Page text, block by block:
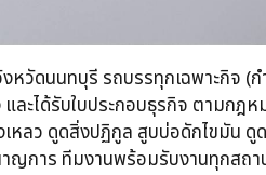
วัดนนทบุรี รถบรรทุกเฉพาะกิจ​ (
ละได้รับใบประกอบธุรกิจ​ ตามกฎ
หลว​ ดูดสิ่งปฏิกูล​ สูบบ่อดักไขมัน​ ดู
าญการ​ ทีมงานพร้อม​รับงานทุกส